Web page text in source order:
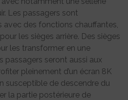
Les passagers sont
avec des fonctions chauffantes,
les sièges arrière. Des sièges
les transformer en une
passagers seront aussi aux
pleinement d’un écran 8K
susceptible de descendre du
la partie postérieure de